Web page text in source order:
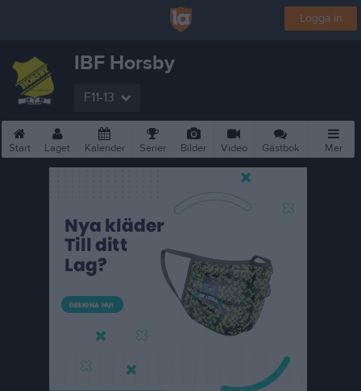
Logga in
IBF Horsby
F11-13
Start Laget Kalender Serier Bilder Video Gästbok Mer